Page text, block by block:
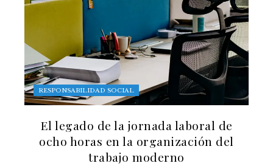
RESPONSABILIDAD SOCIAL
El legado de la jornada laboral de
ocho horas en la organización del
trabajo moderno